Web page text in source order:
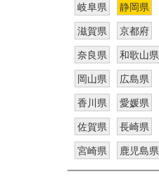
岐阜県
静岡県
滋賀県
京都府
奈良県
和歌山県
岡山県
広島県
香川県
愛媛県
佐賀県
長崎県
宮崎県
鹿児島県